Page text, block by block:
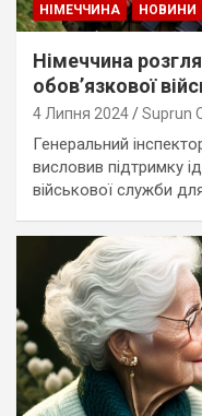
НІМЕЧЧИНА НОВИНИ
Німеччина
обов’язкової
4 Липня 2024 Suprun
Генеральний
висловив підтримку
військової служби